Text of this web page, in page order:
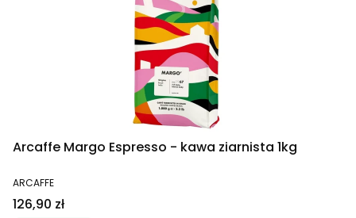
Arcaffe Margo Espresso - kawa ziarnista 1kg
PRODUCENT
ARCAFFE
Cena
126,90 zł